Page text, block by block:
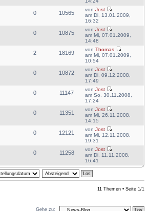
0 10565
vonJost
am Di, 13.01.2009,
16:32
0 10875
vonJost
am Mi, 07.01.2009,
14:48
2 18169
vonThomas
am Mi, 07.01.2009,
10:54
0 10872
vonJost
am Di, 09.12.2008,
17:49
0 11147
vonJost
am So, 30.11.2008,
17:24
0 11351
vonJost
am Mi, 26.11.2008,
14:15
0 12121
vonJost
am Mi, 12.11.2008,
19:31
0 11258
vonJost
am Di, 11.11.2008,
16:41
11 Themen • Seite 1 /1
Gehe zu: